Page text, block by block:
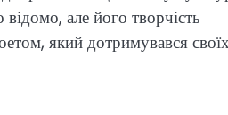
але його творчість
який дотримувався